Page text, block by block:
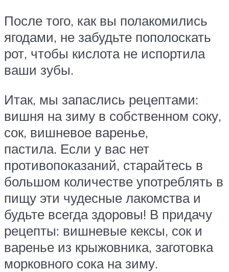
После того, как вы полакомились
ягодами, не забудьте пополоскать
рот, чтобы кислота не испортила
ваши зубы.
Итак, мы запаслись рецептами:
вишня на зиму в собственном соку,
сок, вишневое варенье,
пастила. Если у вас нет
противопоказаний, старайтесь в
большом количестве употреблять в
пищу эти чудесные лакомства и
будьте всегда здоровы! В придачу
рецепты: вишневые кексы, сок и
варенье из крыжовника, заготовка
морковного сока на зиму.